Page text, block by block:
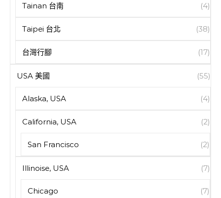
Tainan 台南 (4)
Taipei 台北 (38)
台灣行腳 (17)
USA 美國 (55)
Alaska, USA (4)
California, USA (2)
San Francisco (2)
Illinoise, USA (7)
Chicago (7)